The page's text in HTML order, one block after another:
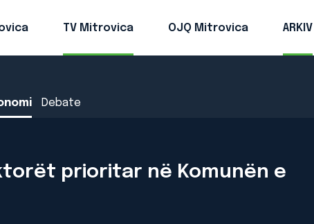
TV Mitrovica
Debate
OJQ Mitrovica ARKIV
prioritar në Komunën e